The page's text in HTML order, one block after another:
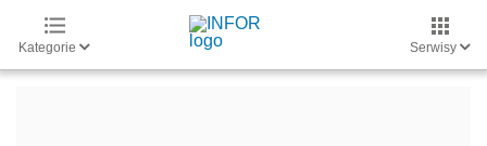
Kategorie Serwisy